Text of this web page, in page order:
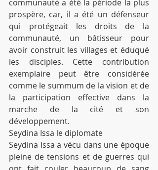
communauté a été la période la plus
prospère, car, il a été un défenseur
qui protégeait les droits de la
communauté, un bâtisseur pour
avoir construit les villages et éduqué
les disciples. Cette contribution
exemplaire peut être considérée
comme le summum de la vision et de
la participation effective dans la
marche de la cité et son
développement.
Seydina Issa le diplomate
Seydina Issa a vécu dans une époque
pleine de tensions et de guerres qui